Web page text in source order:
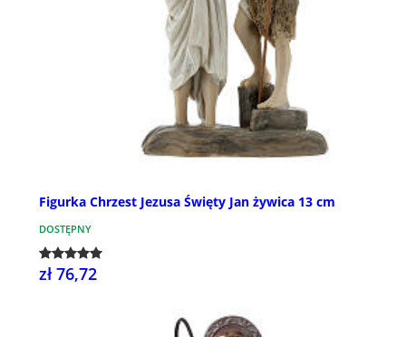
Figurka Chrzest Jezusa Święty Jan żywica 13 cm
DOSTĘPNY
zł 76,72